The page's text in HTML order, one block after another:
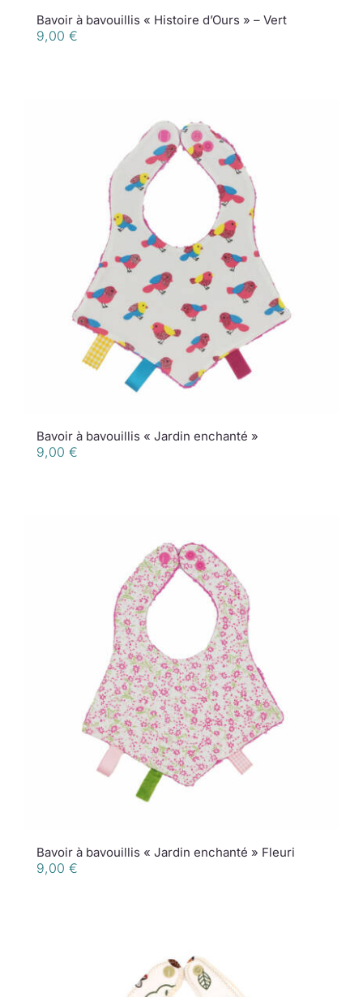
Bavoir à bavouillis « Histoire d’Ours » – Vert
9,00 €
Bavoir à bavouillis « Jardin enchanté »
9,00 €
Bavoir à bavouillis « Jardin enchanté » Fleuri
9,00 €